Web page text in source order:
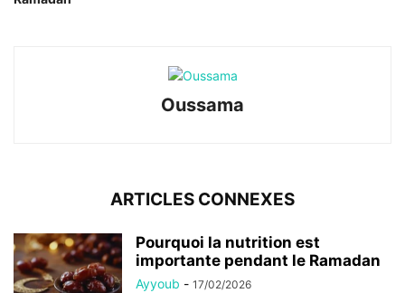
Oussama
ARTICLES CONNEXES
Pourquoi la nutrition est
importante pendant le Ramadan
Ayyoub - 17/02/2026